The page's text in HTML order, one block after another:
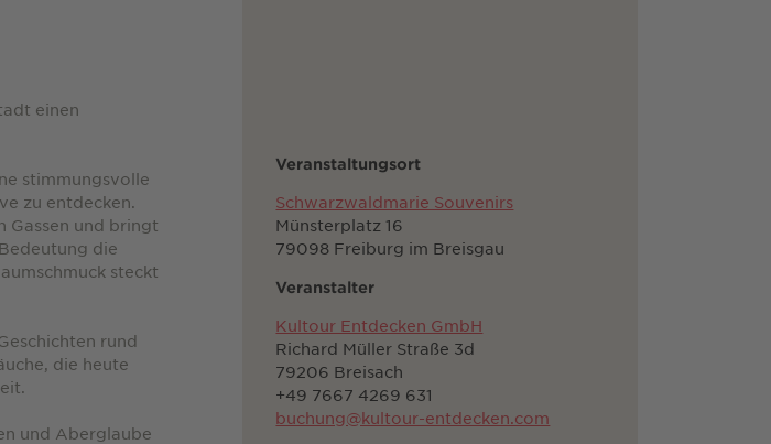
einen
stimmungsvolle
zu entdecken.
Gassen und bringt
die
steckt
rund
die heute
und Aberglaube
Veranstaltungsort
Schwarzwaldmarie Souvenirs
Münsterplatz 16
79098 Freiburg im Breisgau
Veranstalter
Kultour Entdecken GmbH
Richard Müller Straße 3d
79206 Breisach
+49 7667 4269 631
buchung@kultour-entdecken.com